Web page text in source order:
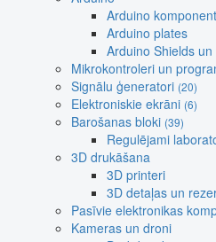
Arduino
Arduino plates
Arduino Shields
Mikrokontroleri un
Signālu ģeneratori (20)
Elektroniskie ekrāni (6)
Barošanas bloki (39)
Regulējami
3D drukāšana
3D printeri
3D detaļas un
Pasīvie elektronikas
Kameras un droni